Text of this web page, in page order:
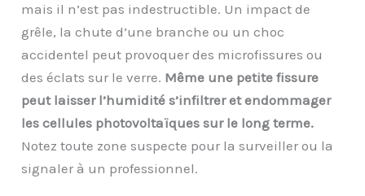
mais il n’est pas indestructible. Un impact de
grêle, la chute d’une branche ou un choc
accidentel peut provoquer des microfissures ou
des éclats sur le verre. Même une petite fissure
peut laisser l’humidité s’infiltrer et endommager
les cellules photovoltaïques sur le long terme.
Notez toute zone suspecte pour la surveiller ou la
signaler à un professionnel.